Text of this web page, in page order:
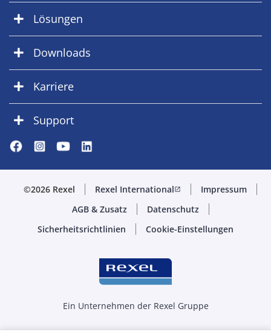
Lösungen
Downloads
Karriere
Support
©2026 Rexel Rexel Internationalopen_in_new
Impressum
AGB & Zusatz
Datenschutz
Sicherheitsrichtlinien
Cookie-Einstellungen
Ein Unternehmen der Rexel Gruppe